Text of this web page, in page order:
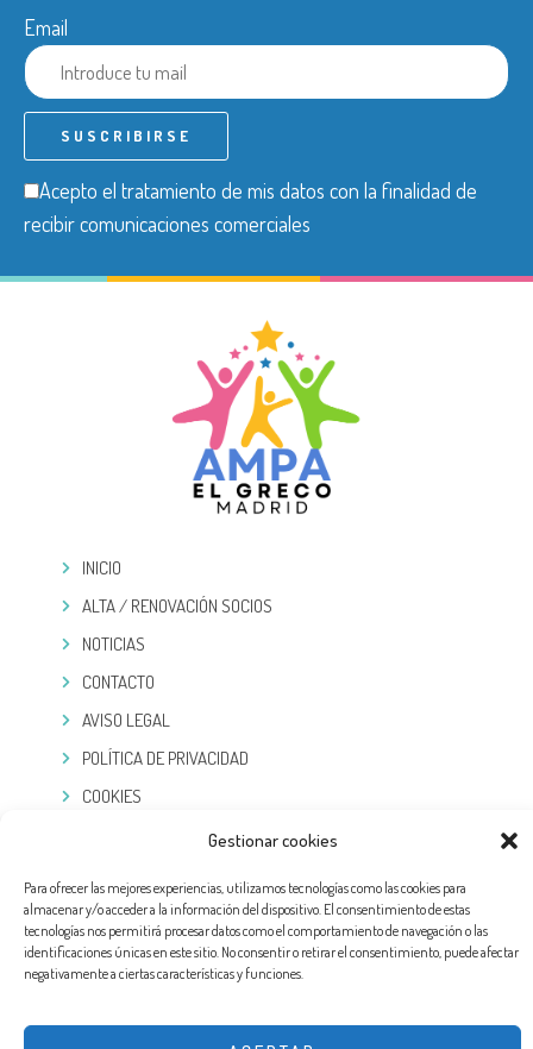
Gestionar cookies
Para ofrecer las mejores experiencias, utilizamos tecnologías como las cookies para
almacenar y/o acceder a la información del dispositivo. El consentimiento de estas
tecnologías nos permitirá procesar datos como el comportamiento de navegación o las
identificaciones únicas en este sitio. No consentir o retirar el consentimiento, puede afectar
negativamente a ciertas características y funciones.
Email
Acepto el tratamiento de mis datos con la finalidad de
recibir comunicaciones comerciales
INICIO
ALTA / RENOVACIÓN SOCIOS
NOTICIAS
CONTACTO
AVISO LEGAL
POLÍTICA DE PRIVACIDAD
COOKIES